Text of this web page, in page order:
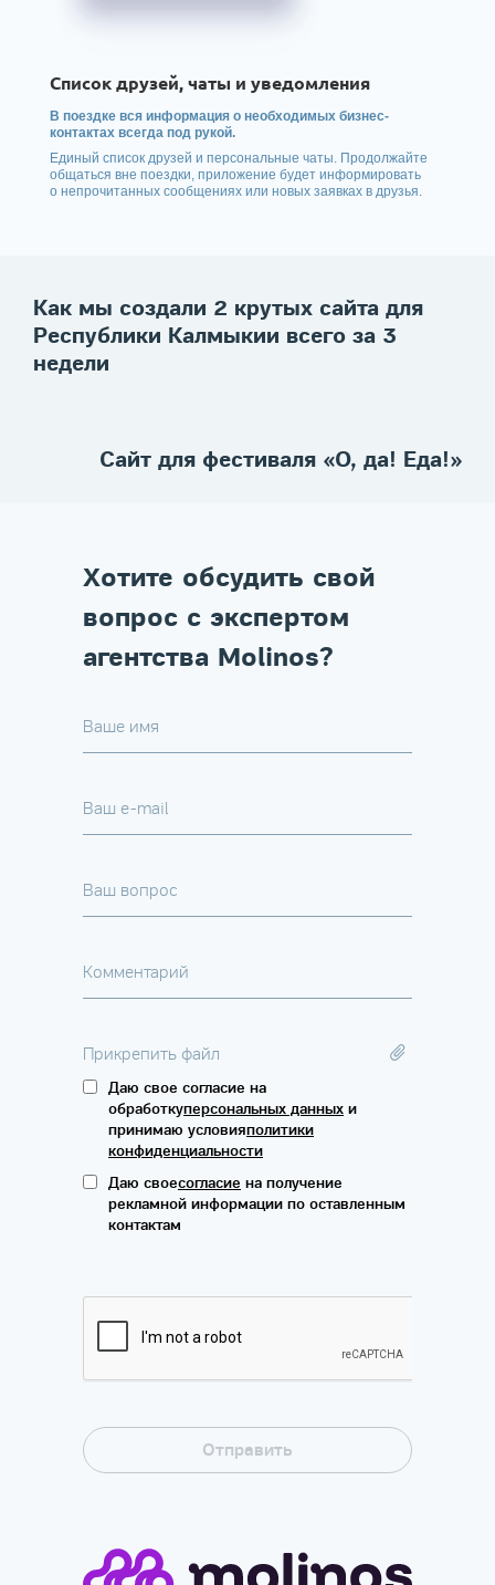
Список друзей, чаты и уведомления
В поездке вся информация о необходимых бизнес-
контактах всегда под рукой.
Единый список друзей и персональные чаты. Продолжайте
общаться вне поездки, приложение будет информировать
о непрочитанных сообщениях или новых заявках в друзья.
Как мы создали 2 крутых сайта для
Республики Калмыкии всего за 3
недели
Сайт для фестиваля «О, да! Еда!»
Хотите обсудить свой
вопрос с экспертом
агентства Molinos?
Ваше имя
Ваш e-mail
Ваш вопрос
Комментарий
Прикрепить файл
Даю свое согласие на
обработкуперсональных данных и
принимаю условияполитики
конфиденциальности
Даю своесогласие на получение
рекламной информации по оставленным
контактам